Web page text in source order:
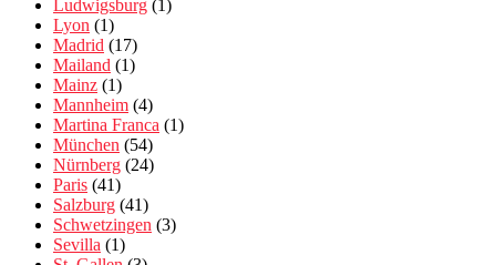
Ludwigsburg (1)
Lyon (1)
Madrid (17)
Mailand (1)
Mainz (1)
Mannheim (4)
Martina Franca (1)
München (54)
Nürnberg (24)
Paris (41)
Salzburg (41)
Schwetzingen (3)
Sevilla (1)